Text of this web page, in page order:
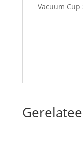
Vacuum Cup